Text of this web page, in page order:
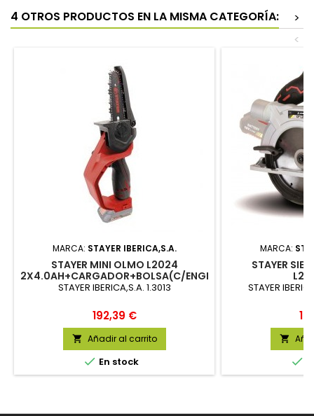
4 OTROS PRODUCTOS EN LA MISMA CATEGORÍA:
>
<
MARCA: STAYER IBERICA,S.A.
STAYER MINI OLMO L2024
2X4.0AH+CARGADOR+BOLSA(C/ENGRASADOR)
STAYER IBERICA,S.A. 1.3013
Precio
192,39 €
 Añadir al carrito
 En stock
MARCA:
STAYER
STAYER

